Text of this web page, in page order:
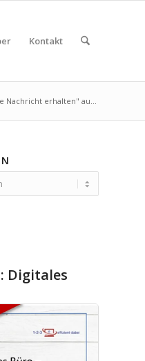
Kontakt
Nachricht erhalten" au...
Digitales